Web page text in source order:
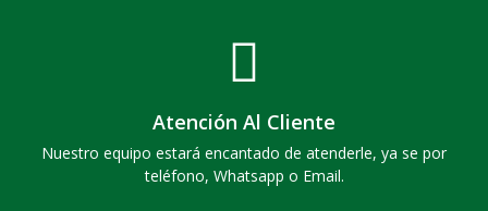
Atención Al Cliente
Nuestro equipo estará encantado de atenderle, ya se por
teléfono, Whatsapp o Email.